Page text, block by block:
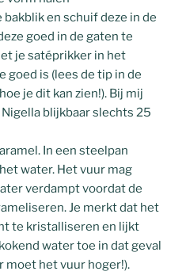
en schuif deze in de
goed in de gaten te
je satéprikker in het
goed is (lees de tip in de
je dit kan zien!). Bij mij
blijkbaar slechts 25
In een steelpan
water. Het vuur mag
verdampt voordat de
Je merkt dat het
te kristalliseren en lijkt
water toe in dat geval
moet het vuur hoger!).